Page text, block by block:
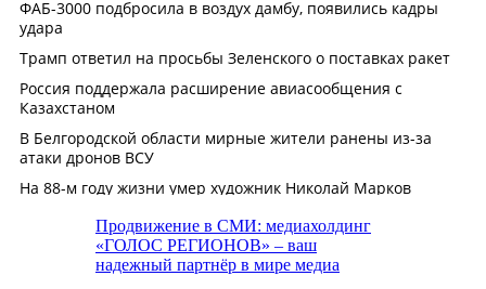
Продвижение в СМИ: медиахолдинг
«ГОЛОС РЕГИОНОВ» – ваш
надежный партнёр в мире медиа